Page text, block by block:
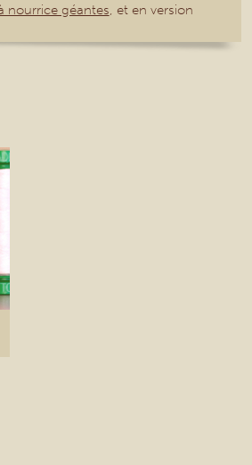
nourrice géantes, et en version